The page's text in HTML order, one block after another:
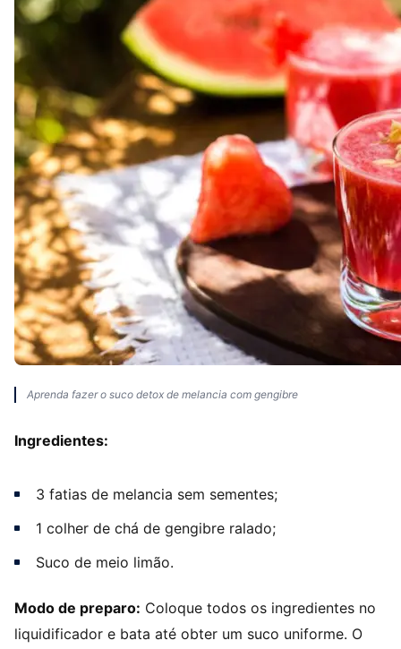
Aprenda fazer o suco detox de melancia com gengibre
Ingredientes:
3 fatias de melancia sem sementes;
1 colher de chá de gengibre ralado;
Suco de meio limão.
Modo de preparo: Coloque todos os ingredientes no
liquidificador e bata até obter um suco uniforme. O